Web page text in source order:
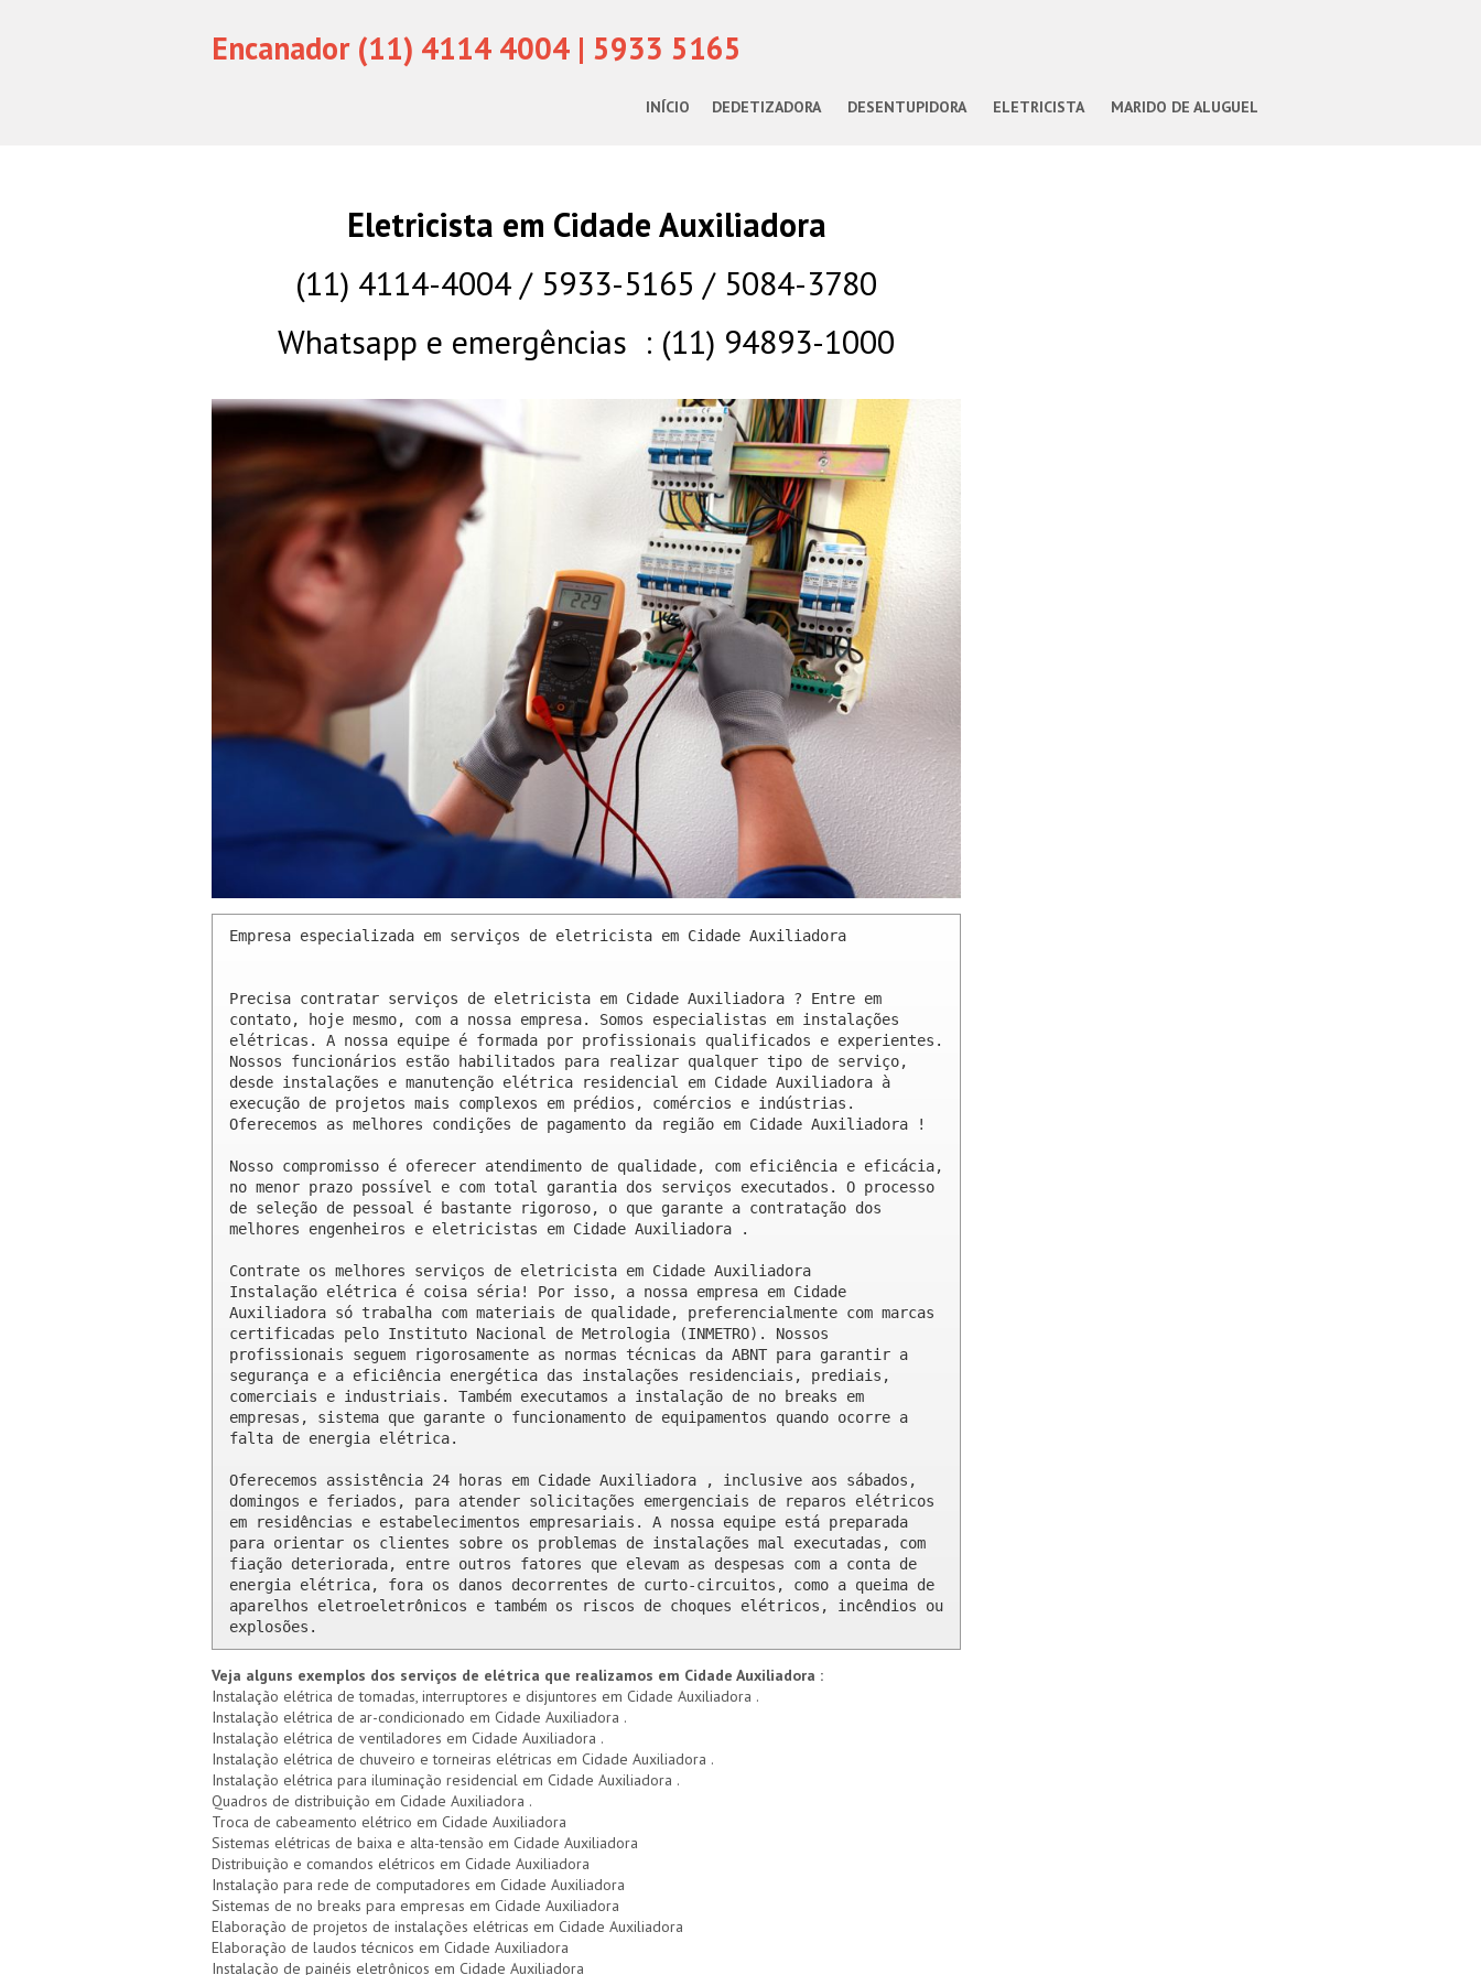
Encanador (11) 4114 4004 | 5933 5165
INÍCIO DEDETIZADORA DESENTUPIDORA ELETRICISTA MARIDO DE ALUGUEL
Eletricista em Cidade Auxiliadora
(11) 4114-4004 / 5933-5165 / 5084-3780
Whatsapp e emergências : (11) 94893-1000
Empresa especializada em serviços de eletricista em Cidade Auxiliadora
Precisa contratar serviços de eletricista em Cidade Auxiliadora ? Entre em
contato, hoje mesmo, com a nossa empresa. Somos especialistas em instalações
elétricas. A nossa equipe é formada por profissionais qualificados e experientes.
Nossos funcionários estão habilitados para realizar qualquer tipo de serviço,
desde instalações e manutenção elétrica residencial em Cidade Auxiliadora à
execução de projetos mais complexos em prédios, comércios e indústrias.
Oferecemos as melhores condições de pagamento da região em Cidade Auxiliadora !
Nosso compromisso é oferecer atendimento de qualidade, com eficiência e eficácia,
no menor prazo possível e com total garantia dos serviços executados. O processo
de seleção de pessoal é bastante rigoroso, o que garante a contratação dos
melhores engenheiros e eletricistas em Cidade Auxiliadora .
Contrate os melhores serviços de eletricista em Cidade Auxiliadora
Instalação elétrica é coisa séria! Por isso, a nossa empresa em Cidade
Auxiliadora só trabalha com materiais de qualidade, preferencialmente com marcas
certificadas pelo Instituto Nacional de Metrologia (INMETRO). Nossos
profissionais seguem rigorosamente as normas técnicas da ABNT para garantir a
segurança e a eficiência energética das instalações residenciais, prediais,
comerciais e industriais. Também executamos a instalação de no breaks em
empresas, sistema que garante o funcionamento de equipamentos quando ocorre a
falta de energia elétrica.
Oferecemos assistência 24 horas em Cidade Auxiliadora , inclusive aos sábados,
domingos e feriados, para atender solicitações emergenciais de reparos elétricos
em residências e estabelecimentos empresariais. A nossa equipe está preparada
para orientar os clientes sobre os problemas de instalações mal executadas, com
fiação deteriorada, entre outros fatores que elevam as despesas com a conta de
energia elétrica, fora os danos decorrentes de curto-circuitos, como a queima de
aparelhos eletroeletrônicos e também os riscos de choques elétricos, incêndios ou
explosões.
Veja alguns exemplos dos serviços de elétrica que realizamos em Cidade Auxiliadora :
Instalação elétrica de tomadas, interruptores e disjuntores em Cidade Auxiliadora .
Instalação elétrica de ar-condicionado em Cidade Auxiliadora .
Instalação elétrica de ventiladores em Cidade Auxiliadora .
Instalação elétrica de chuveiro e torneiras elétricas em Cidade Auxiliadora .
Instalação elétrica para iluminação residencial em Cidade Auxiliadora .
Quadros de distribuição em Cidade Auxiliadora .
Troca de cabeamento elétrico em Cidade Auxiliadora
Sistemas elétricas de baixa e alta-tensão em Cidade Auxiliadora
Distribuição e comandos elétricos em Cidade Auxiliadora
Instalação para rede de computadores em Cidade Auxiliadora
Sistemas de no breaks para empresas em Cidade Auxiliadora
Elaboração de projetos de instalações elétricas em Cidade Auxiliadora
Elaboração de laudos técnicos em Cidade Auxiliadora
Instalação de painéis eletrônicos em Cidade Auxiliadora